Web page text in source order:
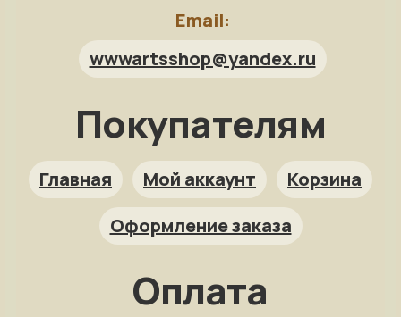
Email:
wwwartsshop@yandex.ru
Покупателям
Главная Мой аккаунт
Корзина
Оформление заказа
Оплата
Арт-помощница
ArtsShop.ru
Репродукция на заказ